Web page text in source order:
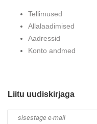
Tellimused
Allalaadimised
Aadressid
Konto andmed
Liitu uudiskirjaga